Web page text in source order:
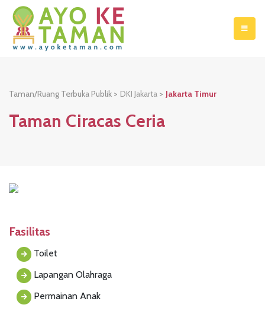
Taman/Ruang Terbuka Publik > DKI Jakarta > Jakarta Timur
Taman Ciracas Ceria
Fasilitas
Toilet
Lapangan Olahraga
Permainan Anak